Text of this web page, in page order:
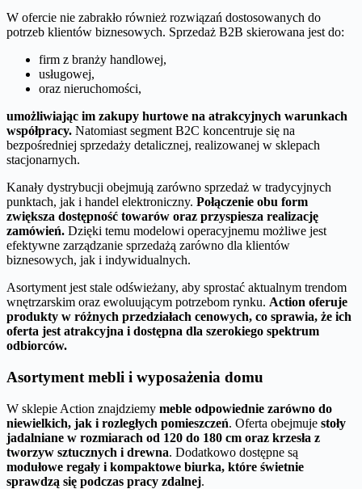
W ofercie nie zabrakło również rozwiązań dostosowanych do
potrzeb klientów biznesowych. Sprzedaż B2B skierowana jest do:
firm z branży handlowej,
usługowej,
oraz nieruchomości,
umożliwiając im zakupy hurtowe na atrakcyjnych warunkach
współpracy. Natomiast segment B2C koncentruje się na
bezpośredniej sprzedaży detalicznej, realizowanej w sklepach
stacjonarnych.
Kanały dystrybucji obejmują zarówno sprzedaż w tradycyjnych
punktach, jak i handel elektroniczny. Połączenie obu form
zwiększa dostępność towarów oraz przyspiesza realizację
zamówień. Dzięki temu modelowi operacyjnemu możliwe jest
efektywne zarządzanie sprzedażą zarówno dla klientów
biznesowych, jak i indywidualnych.
Asortyment jest stale odświeżany, aby sprostać aktualnym trendom
wnętrzarskim oraz ewoluującym potrzebom rynku. Action oferuje
produkty w różnych przedziałach cenowych, co sprawia, że ich
oferta jest atrakcyjna i dostępna dla szerokiego spektrum
odbiorców.
Asortyment mebli i wyposażenia domu
W sklepie Action znajdziemy meble odpowiednie zarówno do
niewielkich, jak i rozległych pomieszczeń. Oferta obejmuje stoły
jadalniane w rozmiarach od 120 do 180 cm oraz krzesła z
tworzyw sztucznych i drewna. Dodatkowo dostępne są
modułowe regały i kompaktowe biurka, które świetnie
sprawdzą się podczas pracy zdalnej.